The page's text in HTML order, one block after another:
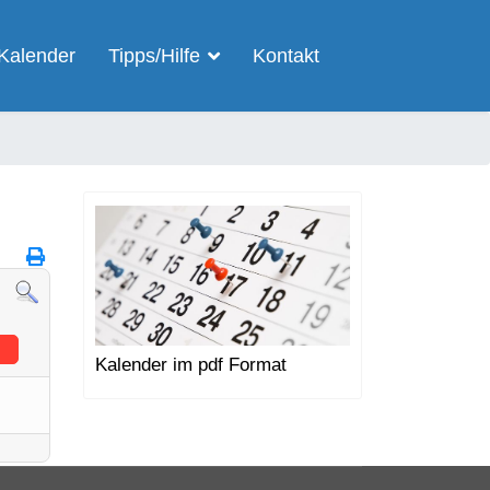
Tipps/Hilfe Kontakt
Kalender im pdf Format